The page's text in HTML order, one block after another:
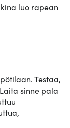
luo rapean
Testaa,
sinne pala